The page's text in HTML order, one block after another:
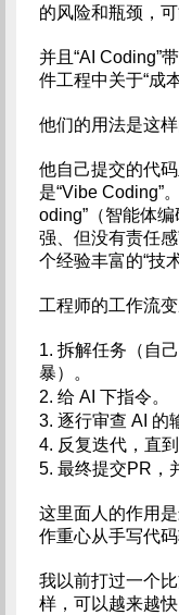
的风险和瓶颈，
并且“AI Coding”
件工程中关于“成
他们的用法是这样
他自己提交的代
是“Vibe Coding”
oding”（智能体
强、但没有责任
个经验丰富的“技
工程师的工作流变
1. 拆解任务（自
暴）。
2. 给 AI 下指令。
3. 逐行审查 AI 的
4. 反复迭代，直
5. 最终提交PR，
这里面人的作用
作重心从手写代码
我以前打过一个
样，可以越来越